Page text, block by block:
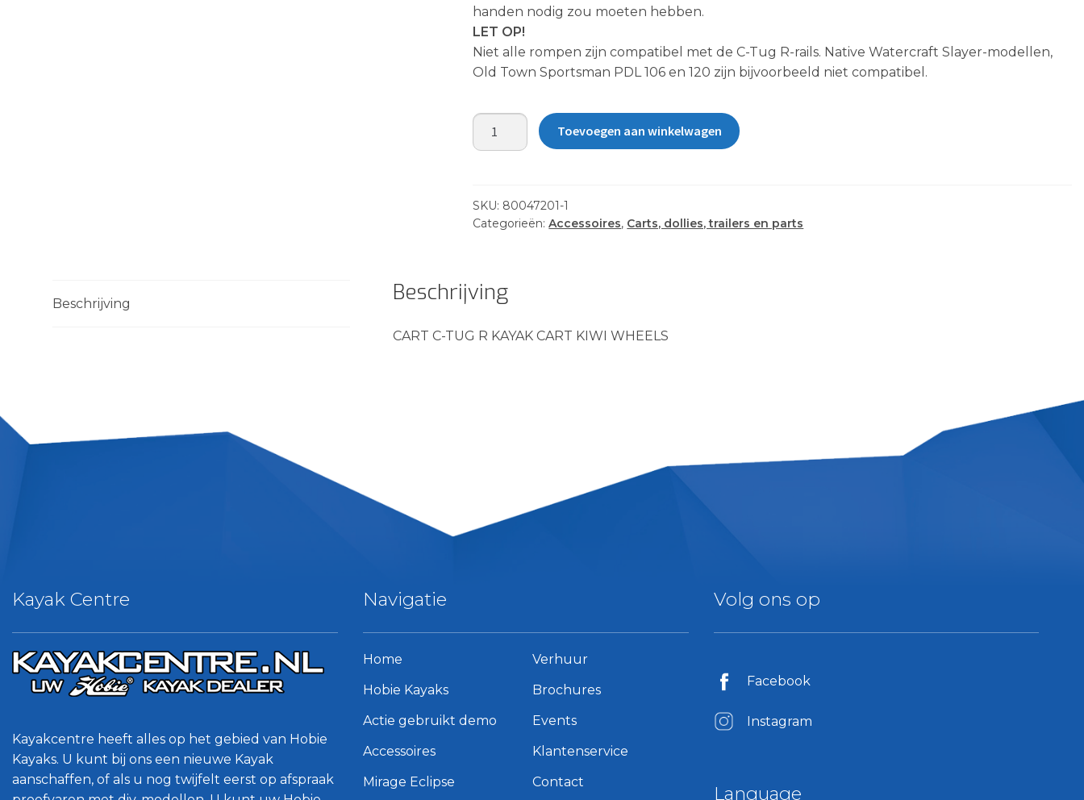
handen nodig zou moeten hebben.
LET OP!
Niet alle rompen zijn compatibel met de C-Tug R-rails. Native Watercraft Slayer-modellen,
Old Town Sportsman PDL 106 en 120 zijn bijvoorbeeld niet compatibel.
CART
C-
KAYAK
CART
aantal
Toevoegen aan winkelwagen
SKU: 80047201-1
Categorieën:Accessoires, Carts, dollies, trailers en parts
Beschrijving Beschrijving
CART C-TUG R KAYAK CART KIWI WHEELS
Kayak Centre
Kayakcentre heeft alles op het gebied van Hobie
Kayaks. U kunt bij ons een nieuwe Kayak
aanschaffen, of als u nog twijfelt eerst op afspraak
Navigatie
Home
Hobie Kayaks
Actie gebruikt demo
Accessoires
Mirage Eclipse
Verhuur
Brochures
Events
Klantenservice
Contact
Volg ons op
Facebook
Instagram
Language